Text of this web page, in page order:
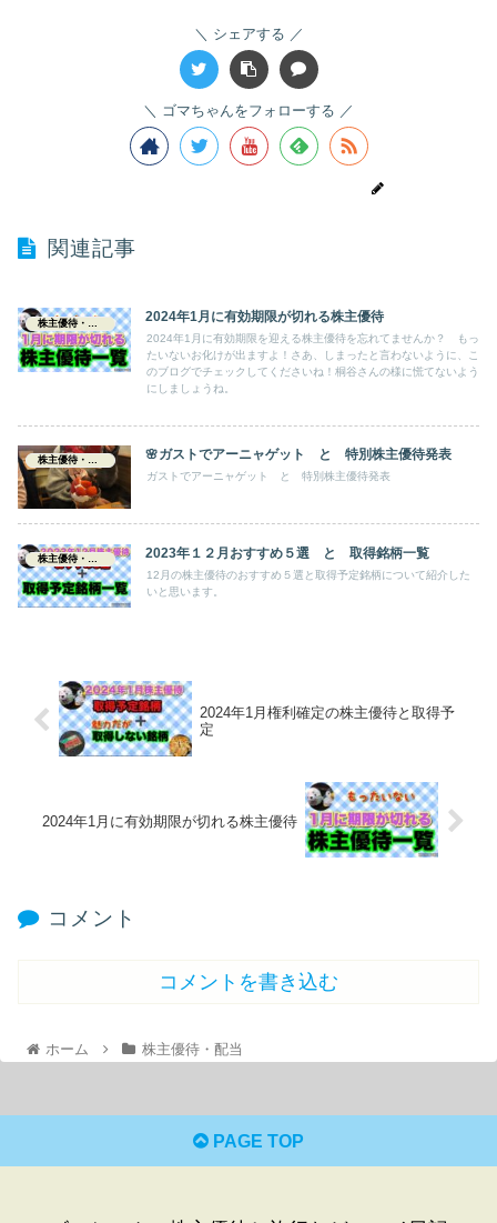
シェアする
ゴマちゃんをフォローする
関連記事
2024年1月に有効期限が切れる株主優待
2024年1月に有効期限を迎える株主優待を忘れてませんか？ もっ
たいないお化けが出ますよ！さあ、しまったと言わないように、こ
のブログでチェックしてくださいね！桐谷さんの様に慌てないよう
にしましょうね。
株主優待・配当 🌸ガストでアーニャゲット と 特別株主優待発表
ガストでアーニャゲット と 特別株主優待発表
株主優待・配当 2023年１２月おすすめ５選 と 取得銘柄一覧
12月の株主優待のおすすめ５選と取得予定銘柄について紹介した
いと思います。
2024年1月権利確定の株主優待と取得予
定
2024年1月に有効期限が切れる株主優待
コメント
コメントを書き込む
ホーム 株主優待・配当
PAGE TOP